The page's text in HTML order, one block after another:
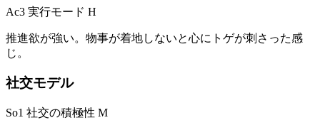
Ac3 実行モード H
推進欲が強い。物事が着地しないと心にトゲが刺さった感
じ。
社交モデル
So1 社交の積極性 M